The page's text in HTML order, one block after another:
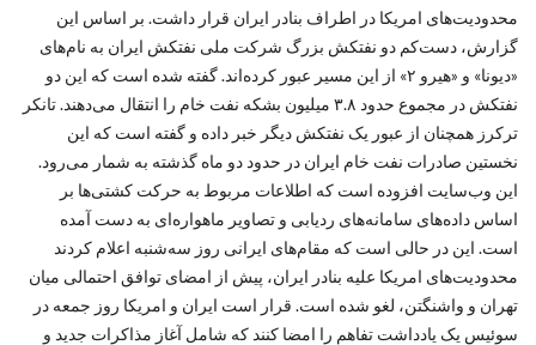
محدودیت‌های امریکا در اطراف بنادر ایران قرار داشت. بر اساس این
گزارش، دست‌کم دو نفتکش بزرگ شرکت ملی نفتکش ایران به نام‌های
«دیونا» و «هیرو ۲» از این مسیر عبور کرده‌اند. گفته شده است که این دو
نفتکش در مجموع حدود ۳.۸ میلیون بشکه نفت خام را انتقال می‌دهند. تانکر
ترکرز همچنان از عبور یک نفتکش دیگر خبر داده و گفته است که این
نخستین صادرات نفت خام ایران در حدود دو ماه گذشته به شمار می‌رود.
این وب‌سایت افزوده است که اطلاعات مربوط به حرکت کشتی‌ها بر
اساس داده‌های سامانه‌های ردیابی و تصاویر ماهواره‌ای به دست آمده
است. این در حالی است که مقام‌های ایرانی روز سه‌شنبه اعلام کردند
محدودیت‌های امریکا علیه بنادر ایران، پیش از امضای توافق احتمالی میان
تهران و واشنگتن، لغو شده است. قرار است ایران و امریکا روز جمعه در
سوئیس یک یادداشت تفاهم را امضا کنند که شامل آغاز مذاکرات جدید و